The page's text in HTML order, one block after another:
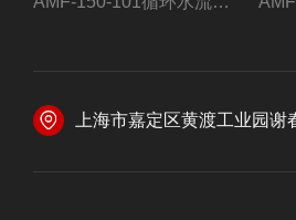
上海市嘉定区黄渡工业园